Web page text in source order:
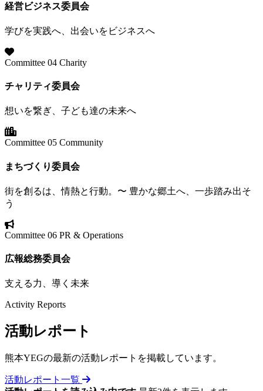
経営ビジネス委員会
学びを実践へ、出会いをビジネスへ
Committee 04 Charity
チャリティ委員会
想いを繋ぎ、子ども達の未来へ
Committee 05 Community
まちづくり委員会
街を創るは、情熱と行動。〜 豊かな郷土へ、一歩踏み出そ
う
Committee 06 PR & Operations
広報総務委員会
支える力、導く未来
Activity Reports
活動レポート
熊本YEGの最新の活動レポートを掲載しています。
活動レポート一覧